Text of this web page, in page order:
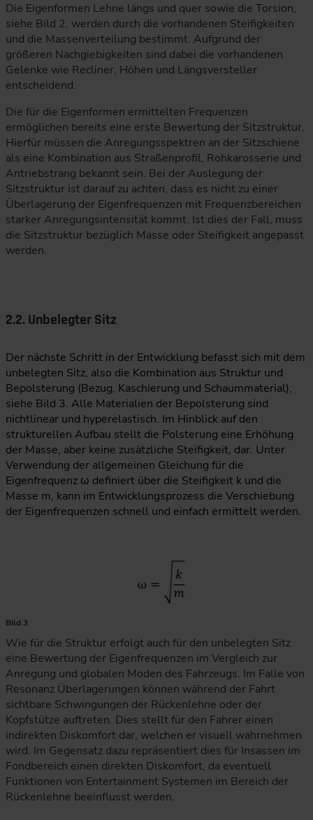
Die Eigenformen Lehne längs und quer sowie die Torsion,
siehe Bild 2, werden durch die vorhandenen Steifigkeiten
und die Massenverteilung bestimmt. Aufgrund der
größeren Nachgiebigkeiten sind dabei die vorhandenen
Gelenke wie Recliner, Höhen und Längsversteller
entscheidend.
Die für die Eigenformen ermittelten Frequenzen
ermöglichen bereits eine erste Bewertung der Sitzstruktur.
Hierfür müssen die Anregungsspektren an der Sitzschiene
als eine Kombination aus Straßenprofil, Rohkarosserie und
Antriebstrang bekannt sein. Bei der Auslegung der
Sitzstruktur ist darauf zu achten, dass es nicht zu einer
Überlagerung der Eigenfrequenzen mit Frequenzbereichen
starker Anregungsintensität kommt. Ist dies der Fall, muss
die Sitzstruktur bezüglich Masse oder Steifigkeit angepasst
werden.
2.2. Unbelegter Sitz
Der nächste Schritt in der Entwicklung befasst sich mit dem
unbelegten Sitz, also die Kombination aus Struktur und
Bepolsterung (Bezug, Kaschierung und Schaummaterial),
siehe Bild 3. Alle Materialien der Bepolsterung sind
nichtlinear und hyperelastisch. Im Hinblick auf den
strukturellen Aufbau stellt die Polsterung eine Erhöhung
der Masse, aber keine zusätzliche Steifigkeit, dar. Unter
Verwendung der allgemeinen Gleichung für die
Eigenfrequenz ω definiert über die Steifigkeit k und die
Masse m, kann im Entwicklungsprozess die Verschiebung
der Eigenfrequenzen schnell und einfach ermittelt werden.
Bild 3
Wie für die Struktur erfolgt auch für den unbelegten Sitz
eine Bewertung der Eigenfrequenzen im Vergleich zur
Anregung und globalen Moden des Fahrzeugs. Im Falle von
Resonanz Überlagerungen können während der Fahrt
sichtbare Schwingungen der Rückenlehne oder der
Kopfstütze auftreten. Dies stellt für den Fahrer einen
indirekten Diskomfort dar, welchen er visuell wahrnehmen
wird. Im Gegensatz dazu repräsentiert dies für Insassen im
Fondbereich einen direkten Diskomfort, da eventuell
Funktionen von Entertainment Systemen im Bereich der
Rückenlehne beeinflusst werden.